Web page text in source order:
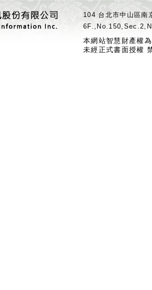
104 台北市中山區
本網站智慧財產權
未經正式書面授權